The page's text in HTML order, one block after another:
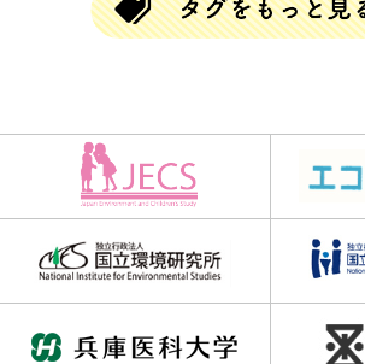
#ならび替えクイズ
#ならべかえクイズ
#アハムービー
#アハ動画 #クイズ
#クロスワード
#チャレンジGO
#チャ
#
#三文字熟語
#三文字熟語クイズ
#
#並べ替えクイズ
#乳歯調査
#仲間